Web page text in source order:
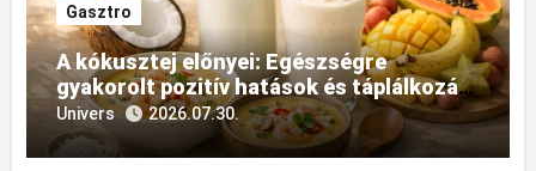
Gasztro
A kókusztej előnyei: Egészségre
gyakorolt pozitív hatások és táplálkozási
felhasználásának sokszínűsége
Univers 2026.07.30.